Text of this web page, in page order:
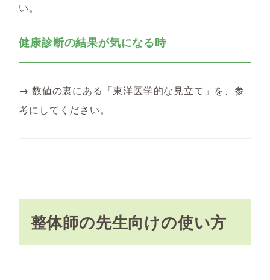
い。
健康診断の結果が気になる時
→ 数値の裏にある「東洋医学的な見立て」を、参
考にしてください。
整体師の先生向けの使い方